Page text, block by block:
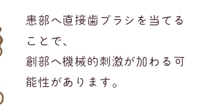
患部へ直接歯ブラシを当てる
ことで、
創部へ機械的刺激が加わる可
能性があります。